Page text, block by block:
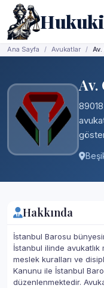
Ana Sayfa Avukatlar Av.
Av.
Hakkında
İstanbul Barosu
İstanbul ilinde
meslek kuralları ve
Kanunu ile İstanbul
düzenlenmektedir.